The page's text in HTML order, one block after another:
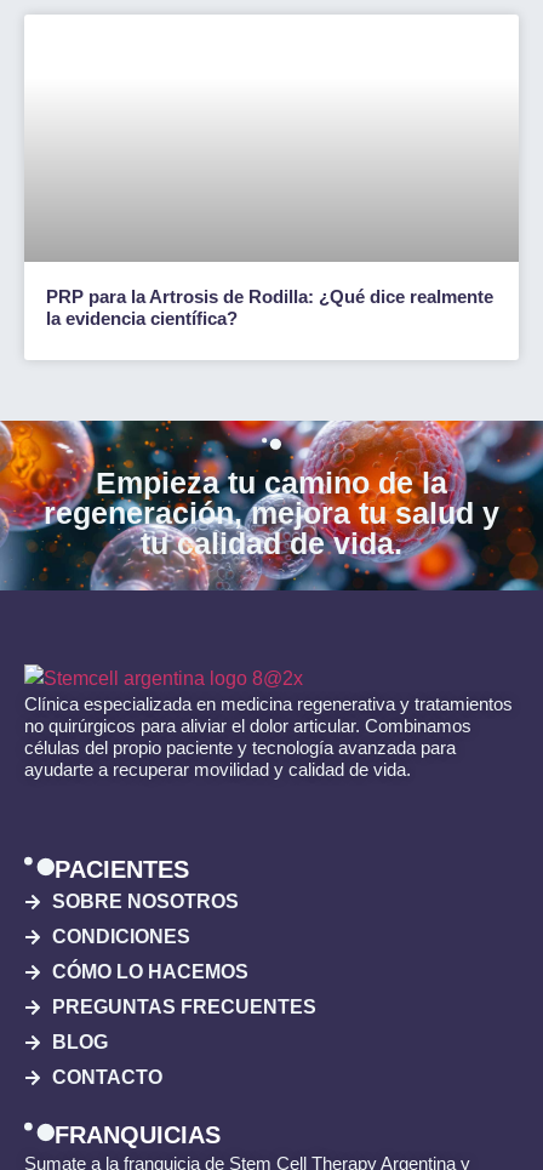
PRP para la Artrosis de Rodilla: ¿Qué dice realmente
la evidencia científica?
Empieza tu camino de la
regeneración, mejora tu salud y
tu calidad de vida.
Clínica especializada en medicina regenerativa y tratamientos
no quirúrgicos para aliviar el dolor articular. Combinamos
células del propio paciente y tecnología avanzada para
ayudarte a recuperar movilidad y calidad de vida.
PACIENTES
SOBRE NOSOTROS
CONDICIONES
CÓMO LO HACEMOS
PREGUNTAS FRECUENTES
BLOG
CONTACTO
FRANQUICIAS
Sumate a la franquicia de Stem Cell Therapy Argentina y